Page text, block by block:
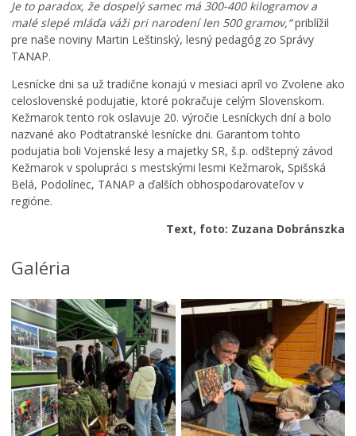
Je to paradox, že dospelý samec má 300-400 kilogramov a
malé slepé mláďa váži pri narodení len 500 gramov,“priblížil
pre naše noviny Martin Leštinský, lesný pedagóg zo Správy
TANAP.
Lesnícke dni sa už tradične konajú v mesiaci apríl vo Zvolene ako
celoslovenské podujatie, ktoré pokračuje celým Slovenskom.
Kežmarok tento rok oslavuje 20. výročie Lesníckych dní a bolo
nazvané ako Podtatranské lesnícke dni. Garantom tohto
podujatia boli Vojenské lesy a majetky SR, š.p. odštepný závod
Kežmarok v spolupráci s mestskými lesmi Kežmarok, Spišská
Belá, Podolínec, TANAP a ďalších obhospodarovateľov v
regióne.
Text, foto: Zuzana Dobránszka
Galéria
l
i
s
k
o
v
K
e
ž
m
a
r
k
n
p
r
e
v
á
d
z
k
o
p
a
t
r
í
K
e
ž
m
a
r
k
u
t
s
t
e
r
p
r
e
p
í
o
m
:
K
o
s
t
o
l
N
a
j
s
e
š
e
j
T
r
o
j
i
c